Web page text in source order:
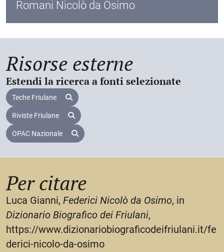
Romani Nicolò da Osimo
Risorse esterne
Estendi la ricerca a fonti selezionate
Teche Friulane
Riviste Friulane
OPAC Nazionale
Per citare
Luca Gianni, Federici Nicolò da Osimo, in
Dizionario Biografico dei Friulani,
https://www.dizionariobiograficodeifriulani.it/fe
derici-nicolo-da-osimo